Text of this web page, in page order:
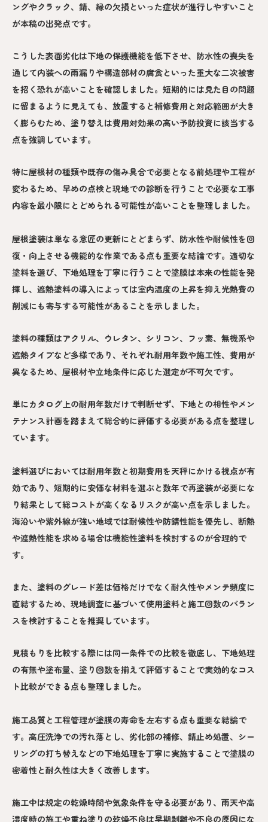
ングやクラック、錆、縁の欠損といった症状が進行しやすいこと
が本稿の出発点です。
こうした表面劣化は下地の保護機能を低下させ、防水性の喪失を
通じて内装への雨漏りや構造部材の腐食といった重大な二次被害
を招く恐れが高いことを確認しました。短期的には見た目の問題
に留まるように見えても、放置すると補修費用と対応範囲が大き
く膨らむため、塗り替えは費用対効果の高い予防投資に該当する
点を強調しています。
特に屋根材の種類や既存の傷み具合で必要となる前処理や工程が
変わるため、早めの点検と現地での診断を行うことで必要な工事
内容を最小限にとどめられる可能性が高いことを整理しました。
屋根塗装は単なる意匠の更新にとどまらず、防水性や耐候性を回
復・向上させる機能的な作業である点も重要な結論です。適切な
塗料を選び、下地処理を丁寧に行うことで塗膜は本来の性能を発
揮し、遮熱塗料の導入によっては室内温度の上昇を抑え光熱費の
削減にも寄与する可能性があることを示しました。
塗料の種類はアクリル、ウレタン、シリコン、フッ素、無機系や
遮熱タイプなど多様であり、それぞれ耐用年数や施工性、費用が
異なるため、屋根材や立地条件に応じた選定が不可欠です。
単にカタログ上の耐用年数だけで判断せず、下地との相性やメン
テナンス計画を踏まえて総合的に評価する必要がある点を整理し
ています。
塗料選びにおいては耐用年数と初期費用を天秤にかける視点が有
効であり、短期的に安価な材料を選ぶと数年で再塗装が必要にな
り結果として総コストが高くなるリスクが高い点を示しました。
海沿いや紫外線が強い地域では耐候性や防錆性能を優先し、断熱
や遮熱性能を求める場合は機能性塗料を検討するのが合理的で
す。
また、塗料のグレード差は価格だけでなく耐久性やメンテ頻度に
直結するため、現地調査に基づいて使用塗料と施工回数のバラン
スを検討することを推奨しています。
見積もりを比較する際には同一条件での比較を徹底し、下地処理
の有無や塗布量、塗り回数を揃えて評価することで実効的なコス
ト比較ができる点も整理しました。
施工品質と工程管理が塗膜の寿命を左右する点も重要な結論で
す。高圧洗浄での汚れ落とし、劣化部の補修、錆止め処置、シー
リングの打ち替えなどの下地処理を丁寧に実施することで塗膜の
密着性と耐久性は大きく改善します。
施工中は規定の乾燥時間や気象条件を守る必要があり、雨天や高
湿度時の施工や重ね塗りの乾燥不良は早期剥離や不良の原因にな